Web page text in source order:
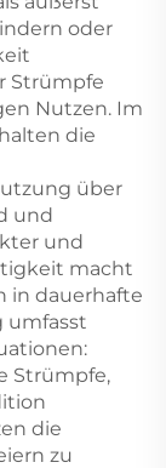
oder
Strümpfe
Nutzen. Im
die
über
und
und
macht
in dauerhafte
umfasst
Strümpfe,
die
zu